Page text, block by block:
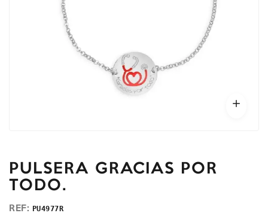
PULSERA GRACIAS POR
TODO.
REF: PU4977R